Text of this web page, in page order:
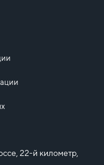
22-й километр,